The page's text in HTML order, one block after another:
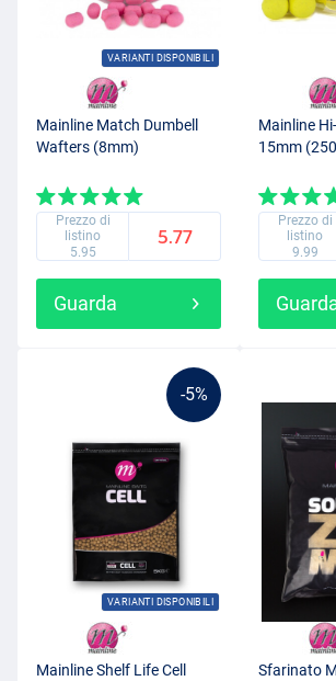
VARIANTI DISPONIBILI
Mainline Match Dumbell
Wafters (8mm)
Prezzo di
listino
5.95
5.77
Guarda
Mainline
15mm
Prezzo di
listino
9.99
-5%
VARIANTI DISPONIBILI
Mainline Shelf Life Cell
Sfarinato